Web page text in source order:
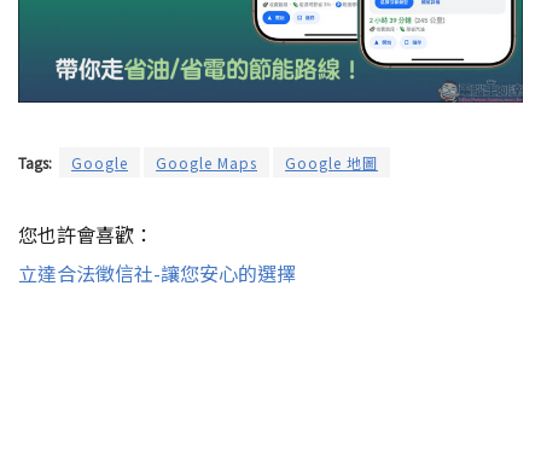
Tags: Google Google Maps Google 地圖
您也許會喜歡：
立達合法徵信社-讓您安心的選擇